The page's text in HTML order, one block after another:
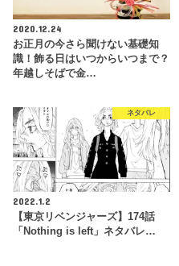
2020.12.24
お正月の今さら聞けない基礎知
識！飾る日はいつからいつまで？
年越しそばで金…
ネタバレ
2022.1.2
【東京リベンジャーズ】174話
「Nothing is left」ネタバレ…